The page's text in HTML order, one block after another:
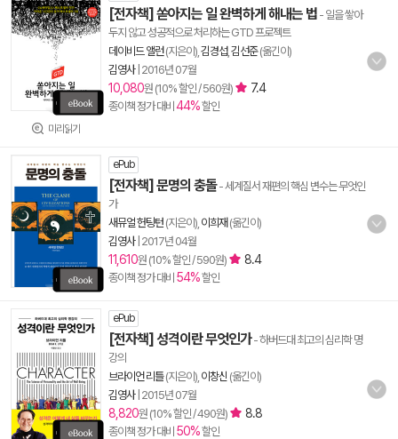
미리읽기
[전자책] 쏟아지는 일 완벽하게 해내는 법 - 일을 쌓아
두지 않고 성공적으로 처리하는 GTD 프로젝트
데이비드 앨런(지은이), 김경섭, 김선준(옮긴이)
김영사| 2016년 07월
10,080원 (10% 할인 / 560원) 7.4
종이책 정가 대비 44%할인
ePub
[전자책] 문명의 충돌- 세계질서 재편의 핵심 변수는 무엇인
가
새뮤얼 헌팅턴 (지은이), 이희재 (옮긴이)
김영사| 2017년 04월
11,610원 (10% 할인 / 590원) 8.4
종이책 정가 대비 54%할인
ePub
[전자책] 성격이란 무엇인가- 하버드대 최고의 심리학 명
강의
브라이언 리틀(지은이), 이창신 (옮긴이)
김영사| 2015년 07월
8,820원 (10% 할인 / 490원) 8.8
종이책 정가 대비 50%할인